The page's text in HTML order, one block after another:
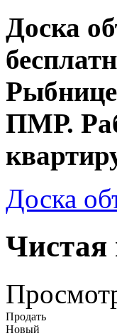
Доска
ПМР.
Доска
Чистая
Продать
Новый